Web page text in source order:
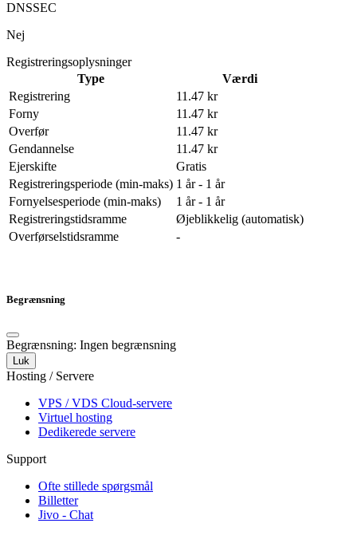
DNSSEC
Nej
Registreringsoplysninger
Type
Værdi
Registrering
11.47 kr
Forny
11.47 kr
Overfør
11.47 kr
Gendannelse
11.47 kr
Ejerskifte
Gratis
Registreringsperiode (min-maks) 1 år - 1 år
Fornyelsesperiode (min-maks)
1 år - 1 år
Registreringstidsramme
Øjeblikkelig (automatisk)
Overførselstidsramme
-
Begrænsning
Begrænsning: Ingen begrænsning
Luk
Hosting / Servere
VPS / VDS Cloud-servere
Virtuel hosting
Dedikerede servere
Support
Ofte stillede spørgsmål
Billetter
Jivo - Chat